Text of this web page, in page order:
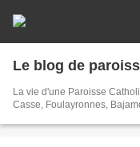
Le blog de
La vie d'une Paroisse
Casse, Foulayronnes,